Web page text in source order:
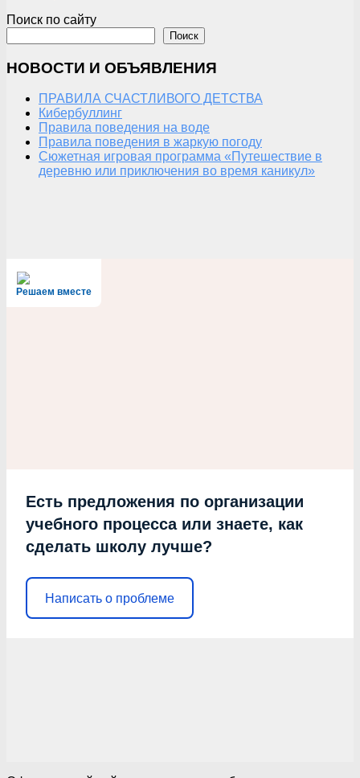
Поиск по сайту
Поиск
НОВОСТИ И ОБЪЯВЛЕНИЯ
ПРАВИЛА СЧАСТЛИВОГО ДЕТСТВА
Кибербуллинг
Правила поведения на воде
Правила поведения в жаркую погоду
Сюжетная игровая программа «Путешествие в
деревню или приключения во время каникул»
Решаем вместе
Есть предложения по организации
учебного процесса или знаете, как
сделать школу лучше?
Написать о проблеме